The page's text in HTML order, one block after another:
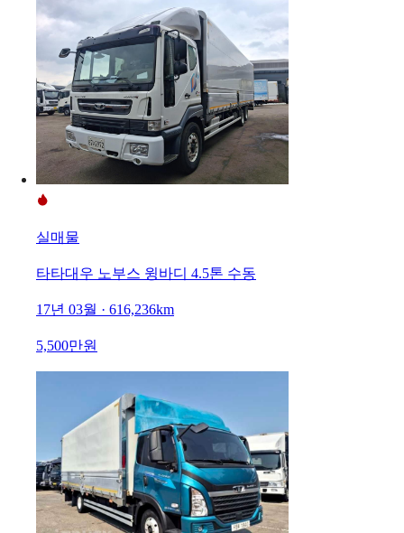
실매물
타타대우 노부스 윙바디 4.5톤 수동
17년 03월 · 616,236km
5,500만원